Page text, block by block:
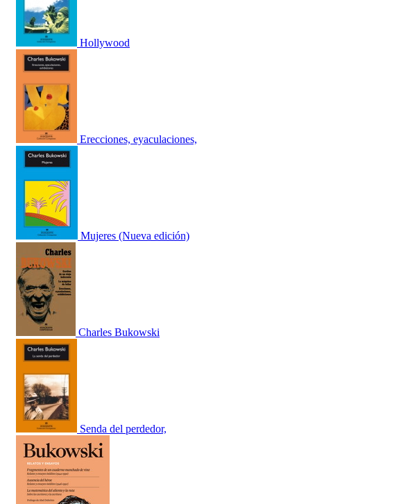
Hollywood
Erecciones, eyaculaciones,
Mujeres (Nueva edición)
Charles Bukowski
Senda del perdedor,